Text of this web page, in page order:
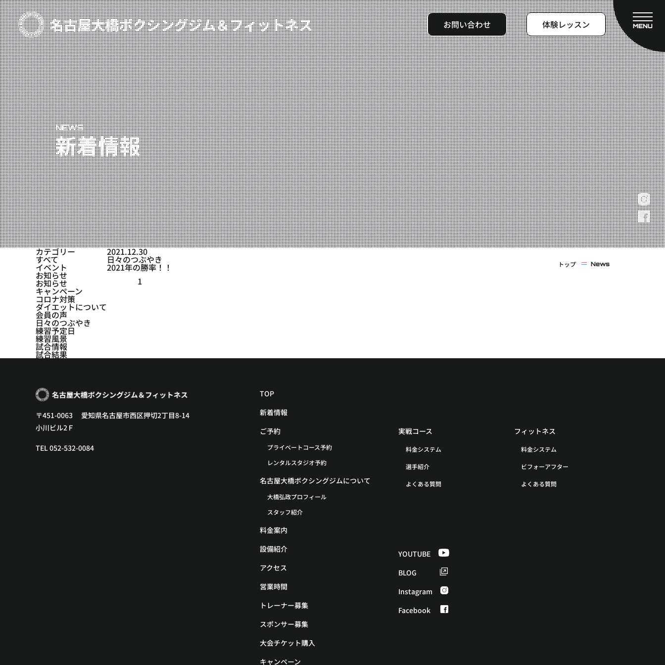
お問い合わせ 体験レッスン
MENU
TOP
新着情報
ご予約
プライベートコース予約
レンタルスタジオ予約
名古屋大橋ボクシングジムについて
大橋弘政プロフィール
スタッフ紹介
料金案内
設備紹介
アクセス
営業時間
トレーナー募集
スポンサー募集
大会チケット購入
キャンペーン
実戦コース
料金システム
選手紹介
よくある質問
フィットネスコース
料金システム
ビフォーアフター
よくある質問
NEWS
新着情報
トップ News
カテゴリー
すべて
イベント
お知らせ
お知らせ
キャンペーン
コロナ対策
ダイエットについて
会員の声
日々のつぶやき
練習予定日
練習風景
試合情報
試合結果
2021.12.30
日々のつぶやき
2021年の勝率！！
1
〒451-0063 愛知県名古屋市西区押切2丁目8-14
小川ビル2Ｆ
TEL 052-532-0084
TOP
新着情報
ご予約
プライベートコース予約
レンタルスタジオ予約
名古屋大橋ボクシングジムについて
大橋弘政プロフィール
スタッフ紹介
料金案内
設備紹介
アクセス
営業時間
トレーナー募集
スポンサー募集
大会チケット購入
キャンペーン
実戦コース
料金システム
選手紹介
よくある質問
フィットネス
料金システム
ビフォーアフター
よくある質問
YOUTUBE
BLOG
Instagram
Facebook